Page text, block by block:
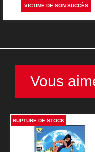
VICTIME DE SON SUCCÈS
Vous
RUPTURE DE STOCK